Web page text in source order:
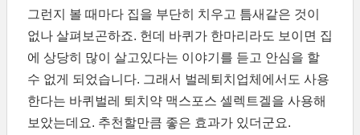
그런지 볼 때마다 집을 부단히 치우고 틈새같은 것이
없나 살펴보곤하죠. 헌데 바퀴가 한마리라도 보이면 집
에 상당히 많이 살고있다는 이야기를 듣고 안심을 할
수 없게 되었습니다. 그래서 벌레퇴치업체에서도 사용
한다는 바퀴벌레 퇴치약 맥스포스 셀렉트겔을 사용해
보았는데요. 추천할만큼 좋은 효과가 있더군요.